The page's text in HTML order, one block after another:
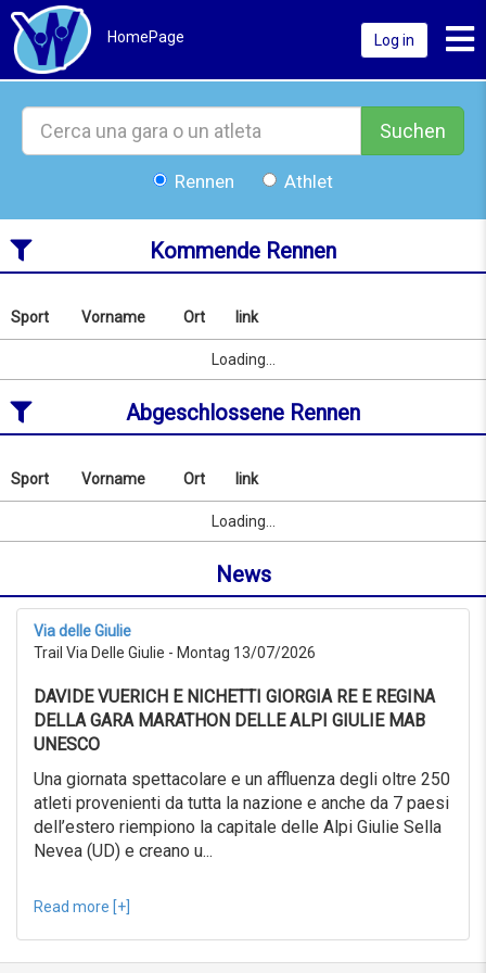
HomePage Log in
Suchen
Rennen Athlet
Kommende Rennen
Nach
Name
suchen
ab
to
09/09/2026
0KM
Suche
Sport
Reset
Sport Vorname Ort
link
link
Loading...
Abgeschlossene Rennen
Nach
Name
ab
09/07/2026
09/08/2026
Erweiterte
Suche
Sport
Sport Vorname Ort
link
link
Loading...
News
Via delle Giulie
Trail Via Delle Giulie - Montag 13/07/2026
DAVIDE VUERICH E NICHETTI GIORGIA RE E REGINA
DELLA GARA MARATHON DELLE ALPI GIULIE MAB
UNESCO
Una giornata spettacolare e un affluenza degli oltre 250
atleti provenienti da tutta la nazione e anche da 7 paesi
dell’estero riempiono la capitale delle Alpi Giulie Sella
Nevea (UD) e creano u...
Read more [+]